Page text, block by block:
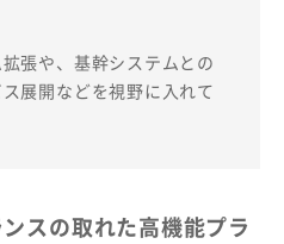
張や、基幹システムとの
展開などを視野に入れて
スの取れた高機能プラ